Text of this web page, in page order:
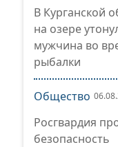
В Курганской
на озере
мужчина во
рыбалки
Общество
Росгвардия
безопасность